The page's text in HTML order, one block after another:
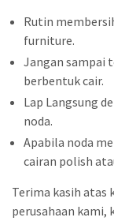
Rutin
furniture.
Jangan sampai
berbentuk cair.
Lap Langsung
noda.
Apabila noda
cairan polish
Terima kasih atas
perusahaan kami,